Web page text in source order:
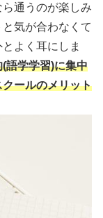
通うのが楽しみ
気が合わなくて
よく耳にしま
語学学習)に集中
ールのメリット